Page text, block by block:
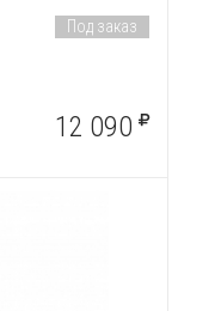
Под заказ
12 090